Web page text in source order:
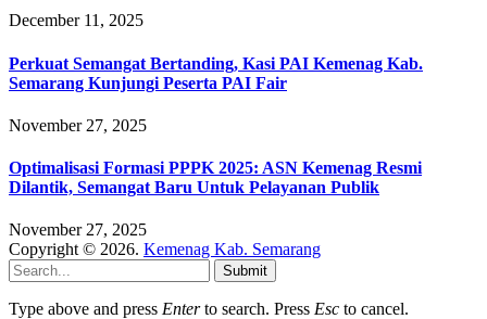
December 11, 2025
Perkuat Semangat Bertanding, Kasi PAI Kemenag Kab.
Semarang Kunjungi Peserta PAI Fair
November 27, 2025
Optimalisasi Formasi PPPK 2025: ASN Kemenag Resmi
Dilantik, Semangat Baru Untuk Pelayanan Publik
November 27, 2025
Copyright © 2026. Kemenag Kab. Semarang
Submit
Type above and press Enterto search. Press Esc to cancel.